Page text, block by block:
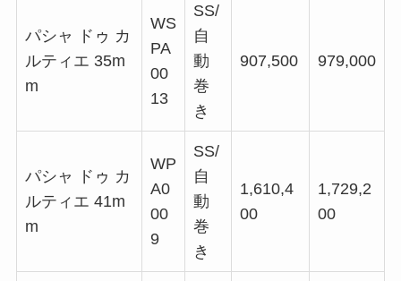
パシャ ドゥ カ
ルティエ 35m
m
WS
PA
00
13
SS/
自
動
巻
き
907,500 979,000
パシャ ドゥ カ
ルティエ 41m
m
WP
A0
00
9
SS/
自
動
巻
き
1,610,4
00
1,729,2
00